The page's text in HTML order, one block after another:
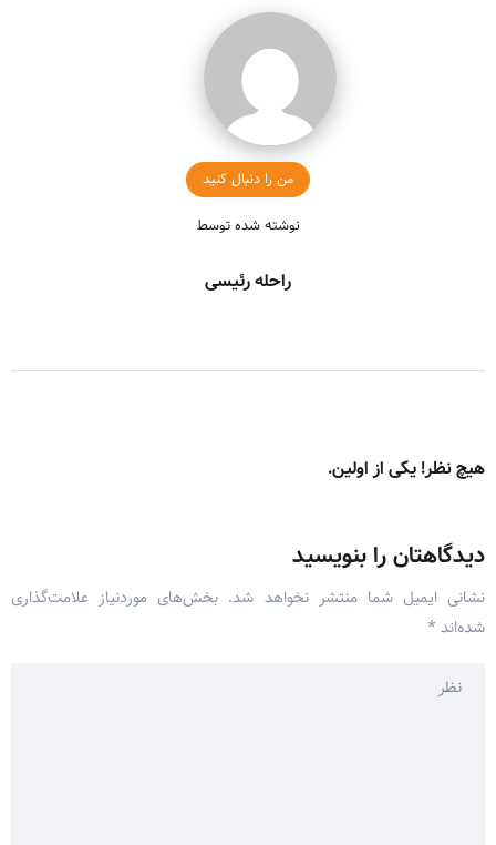
من را دنبال کنید
نوشته شده توسط
راحله رئیسی
هیچ نظر! یکی از اولین.
دیدگاهتان را بنویسید
نشانی ایمیل شما منتشر نخواهد شد. بخش‌های موردنیاز علامت‌گذاری
شده‌اند *